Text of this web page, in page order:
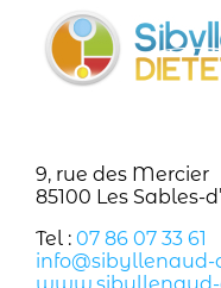
9, rue des Mercier
85100 Les Sables-
Tel : 07 86 07 33 61